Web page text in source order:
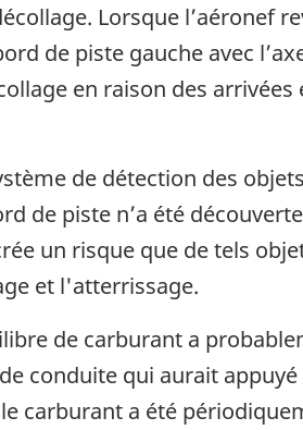
Lorsque l’aéronef
de piste gauche avec
en raison des
de détection des
de piste n’a été
un risque que de tels
et l'atterrissage.
de carburant a
conduite qui aurait
carburant a été